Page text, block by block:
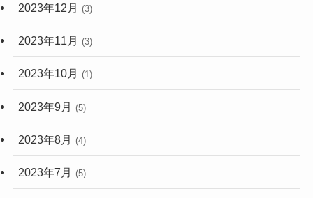
2023年12月 (3)
2023年11月 (3)
2023年10月 (1)
2023年9月 (5)
2023年8月 (4)
2023年7月 (5)